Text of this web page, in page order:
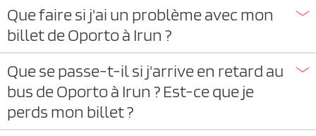
Que faire si j'ai un problème avec mon
billet de Oporto à Irun ?
Que se passe-t-il si j'arrive en retard au
bus de Oporto à Irun ? Est-ce que je
perds mon billet ?